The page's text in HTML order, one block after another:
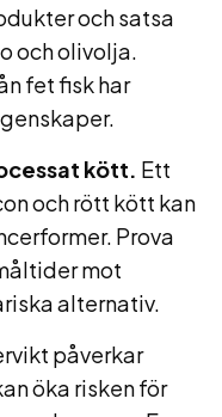
och satsa
och olivolja.
fet fisk har
kött. Ett
och rött kött kan
Prova
mot
alternativ.
påverkar
öka risken för